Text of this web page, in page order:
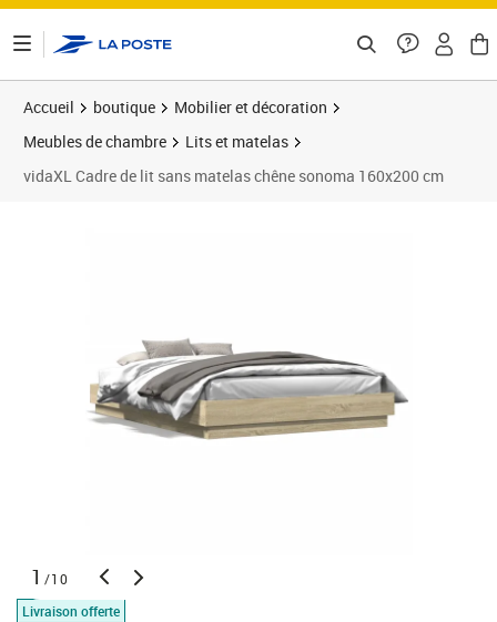
Accueil boutique
Mobilier et décoration
Meubles de chambre
Lits et matelas
vidaXL Cadre de lit sans matelas chêne sonoma 160x200 cm
1 /10
Livraison offerte